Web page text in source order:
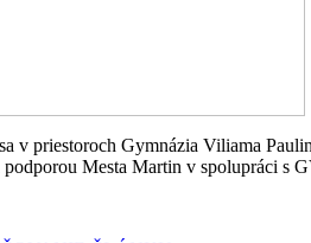
v priestoroch Gymnázia Viliama
Mesta Martin v spolupráci s